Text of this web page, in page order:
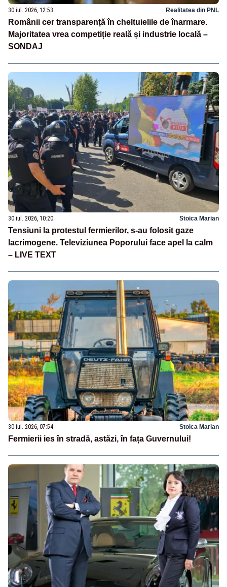
30 iul. 2026, 12:53 Realitatea din PNL
Românii cer transparență în cheltuielile de înarmare.
Majoritatea vrea competiție reală și industrie locală –
SONDAJ
30 iul. 2026, 10:20 Stoica Marian
Tensiuni la protestul fermierilor, s-au folosit gaze
lacrimogene. Televiziunea Poporului face apel la calm
– LIVE TEXT
30 iul. 2026, 07:54 Stoica Marian
Fermierii ies în stradă, astăzi, în fața Guvernului!